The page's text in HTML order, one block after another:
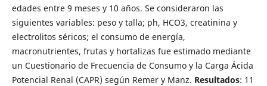
edades entre 9 meses y 10 años. Se consideraron las
siguientes variables: peso y talla; ph, HCO3, creatinina y
electrolitos séricos; el consumo de energía,
macronutrientes, frutas y hortalizas fue estimado mediante
un Cuestionario de Frecuencia de Consumo y la Carga Ácida
Potencial Renal (CAPR) según Remer y Manz. Resultados: 11